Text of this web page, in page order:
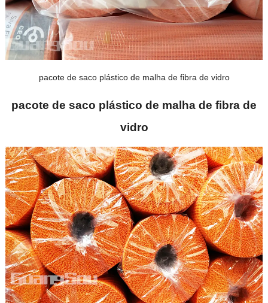
pacote de saco plástico de malha de fibra de vidro
pacote de saco plástico de malha de fibra de
vidro